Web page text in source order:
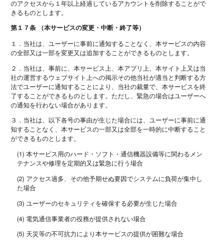
のアクセスから１年以上経過しているアカウントを削除することがで
きるものとします。
第１７条 （本サービスの変更・中断・終了等）
１．当社は、ユーザーに事前に通知することなく、本サービスの内容
の全部又は一部を変更又は追加することができるものとします。
２．当社は、事前に、本サービス上、本アプリ上、本サイト上又は当
社の運営するウェブサイト上への掲示その他当社が適当と判断する方
法でユーザーに通知することにより、当社の裁量で、本サービスを終
了することができるものとします。ただし、緊急の場合はユーザーへ
の通知を行わない場合があります。
３．当社は、以下各号の事由が生じた場合には、ユーザーに事前に通
知することなく、本サービスの一部又は全部を一時的に中断すること
ができるものとします。
(1) 本サービス用のハード・ソフト・通信機器設備等に関わるメン
テナンスや修理を定期的又は緊急に行う場合
(2) アクセス過多、その他予期せぬ要因でシステムに負荷が集中し
た場合
(3) ユーザーのセキュリティを確保する必要が生じた場合
(4) 電気通信事業者の役務が提供されない場合
(5) 天災等の不可抗力により本サービスの提供が困難な場合